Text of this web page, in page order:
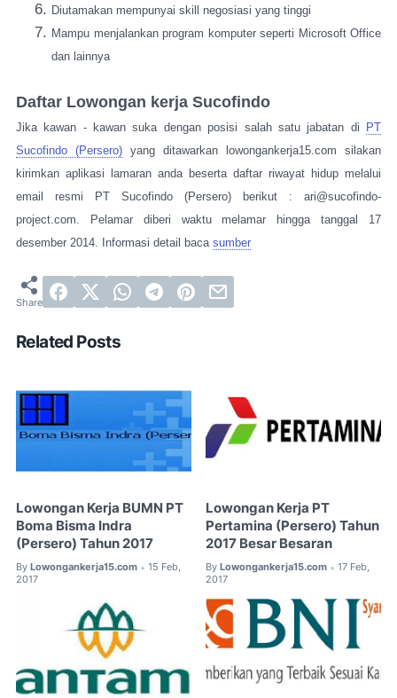
Diutamakan mempunyai skill negosiasi yang tinggi
Mampu menjalankan program komputer seperti Microsoft Office
dan lainnya
Daftar Lowongan kerja Sucofindo
Jika kawan - kawan suka dengan posisi salah satu jabatan di PT
Sucofindo (Persero) yang ditawarkan lowongankerja15.com silakan
kirimkan aplikasi lamaran anda beserta daftar riwayat hidup melalui
email resmi PT Sucofindo (Persero) berikut : ari@sucofindo-
project.com. Pelamar diberi waktu melamar hingga tanggal 17
desember 2014. Informasi detail baca sumber
Related Posts
Lowongan Kerja BUMN PT
Boma Bisma Indra
(Persero) Tahun 2017
By Lowongankerja15.com • 15 Feb,
2017
Lowongan Kerja PT
Pertamina (Persero) Tahun
2017 Besar Besaran
By Lowongankerja15.com • 17 Feb,
2017